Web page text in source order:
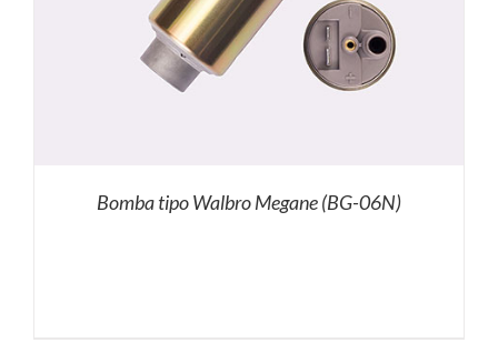
Bomba tipo Walbro Megane (BG-06N)